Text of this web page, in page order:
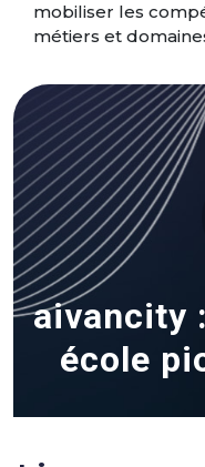
mobiliser les
métiers et
aivancity
école